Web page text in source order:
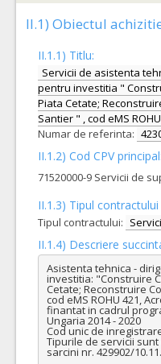
II.1) Obiectul
II.1.1) Titlu:
Servicii de asistenta
pentru investitia "
Piata Cetate;
Santier " , cod eMS
Numar de referinta:
II.1.2) Cod CPV principal:
71520000-9 Servicii de
II.1.3) Tipul contractului
Tipul contractului:
II.1.4) Descriere
Asistenta tehnica -
investitia: "Construire
Cetate; Reconstruire
cod eMS ROHU 421,
finantat in cadrul
Ungaria 2014 - 2020
Cod unic de
Tipurile de servicii
sarcini nr. 429902/